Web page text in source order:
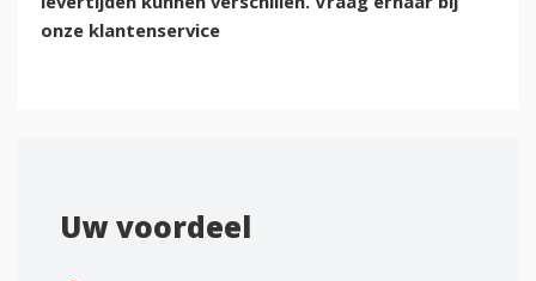
handvatten
aantal
onze klantenservice
Uw voordeel